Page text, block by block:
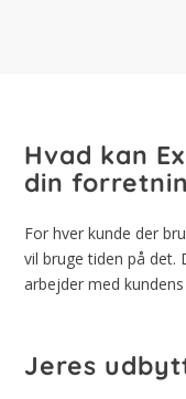
Hvad kan
din
For hver kunde der
vil bruge tiden på det.
arbejder med
Jeres